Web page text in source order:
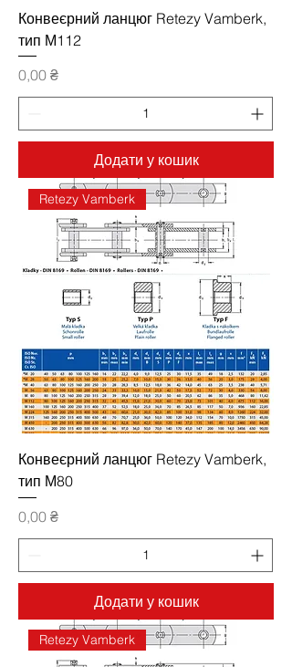
Конвеєрний ланцюг Retezy Vamberk,
тип М112
Ціна
0,00 ₴
Додати у кошик
Retezy Vamberk
Конвеєрний ланцюг Retezy Vamberk,
тип М80
Ціна
0,00 ₴
Додати у кошик
Retezy Vamberk